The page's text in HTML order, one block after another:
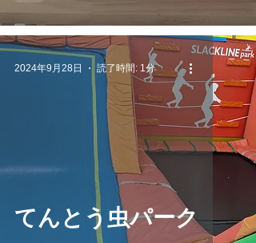
てんとう虫パーク
2024年9月28日 読了時間: 1分